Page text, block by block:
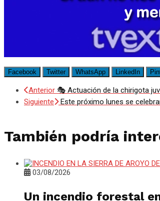
Facebook Twitter WhatsApp LinkedIn
Anterior 🎭 Actuación de la chirigota
Siguiente
Este próximo lunes se
También podría
03/08/2026
Un incendio forestal